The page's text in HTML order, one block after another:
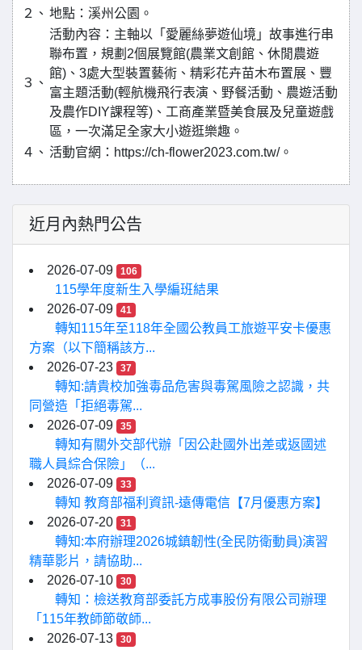
２、 地點：溪州公園。
３、
活動內容：主軸以「愛麗絲夢遊仙境」故事進行串
聯布置，規劃2個展覽館(農業文創館、休閒農遊
館)、3處大型裝置藝術、精彩花卉苗木布置展、豐
富主題活動(輕航機飛行表演、野餐活動、農遊活動
及農作DIY課程等)、工商產業暨美食展及兒童遊戲
區，一次滿足全家大小遊逛樂趣。
４、 活動官網：https://ch-flower2023.com.tw/。
近月內熱門公告
2026-07-09 106
115學年度新生入學編班結果
2026-07-09
41
轉知115年至118年全國公教員工旅遊平安卡優惠
方案（以下簡稱該方...
2026-07-23
37
轉知:請貴校加強毒品危害與毒駕風險之認識，共
同營造「拒絕毒駕...
2026-07-09
35
轉知有關外交部代辦「因公赴國外出差或返國述
職人員綜合保險」（...
2026-07-09
33
轉知 教育部福利資訊-遠傳電信【7月優惠方案】
2026-07-20
31
轉知:本府辦理2026城鎮韌性(全民防衛動員)演習
精華影片，請協助...
2026-07-10
30
轉知：檢送教育部委託方成事股份有限公司辦理
「115年教師節敬師...
2026-07-13
30